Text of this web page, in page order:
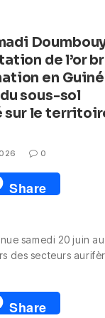
de l’or
en
sous-sol
sur le
0
Share
samedi 20 juin au
des secteurs
Share